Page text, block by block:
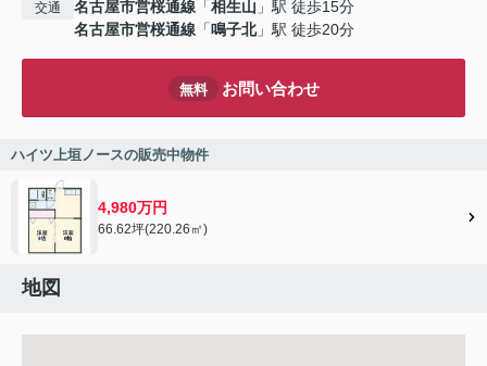
交通 名古屋市営桜通線 「相生山 」駅 徒歩15分
名古屋市営桜通線 「鳴子北」駅 徒歩20分
無料 お問い合わせ
ハイツ上垣ノースの販売中物件
4,980万円
66.62坪(220.26㎡)
地図